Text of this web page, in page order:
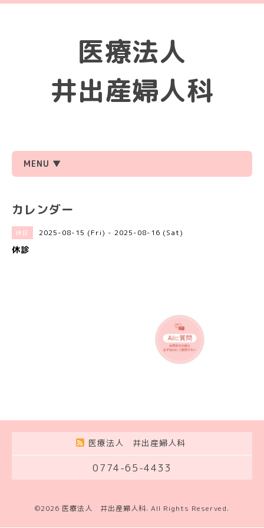
医療法人
井出産婦人科
MENU ▼
カレンダー
休日 2025-08-15 (Fri) - 2025-08-16 (Sat)
休診
医療法人 井出産婦人科
0774-65-4433
©2026 医療法人 井出産婦人科. All Rights Reserved.